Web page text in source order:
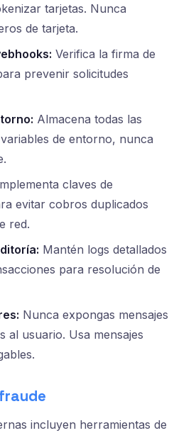
tarjetas. Nunca
de tarjeta.
Verifica la firma de
prevenir solicitudes
Almacena todas las
de entorno, nunca
claves de
evitar cobros duplicados
red.
Mantén logs detallados
para resolución de
Nunca expongas mensajes
al usuario. Usa mensajes
incluyen herramientas de